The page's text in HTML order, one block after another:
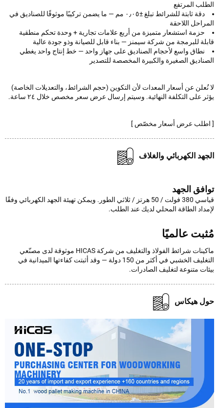
المرتفع
دقة ثابتة للشرائط تبلغ ±٠٫٠٥ مم — ما يضمن تركيبًا موثوقًا للصناديق في
اللاحقة
حزمة استشعار متميزة من أربع علامات تجارية + وحدة تحكم منطقية
للبرمجة من شركة سيمنز — بناء قابل للصيانة وذو جودة عالية
نطاق واسع لأحجام الصناديق على جهاز واحد — خط إنتاج واحد يغطي
الصغيرة والكبيرة المخصصة للتصدير
عن أسعار المعدات لأن التكوين (حجم الشرائط، والتعديلات الخاصة)
على التكلفة النهائية. وسيتم إرسال عرض سعر مخصص خلال ٢٤ ساعة.
عرض أسعار مخصّص ]
الكهربائي والغلاف
الجهد
قياسي 380 فولت / 50 هرتز / ثلاثي الطور. ويمكن تهيئة الجهد الكهربائي وفقًا
الطاقة المحلي لديك عند الطلب.
عالميًا
ماكينات شرائط الفولاذ والتغليف من شركة HICAS موثوقة لدى مصنّعي
التغليف الخشبي في أكثر من 150 دولة — وقد أثبتت كفاءتها الميدانية في
متنوعة لتغليف الصادرات.
هيكاس